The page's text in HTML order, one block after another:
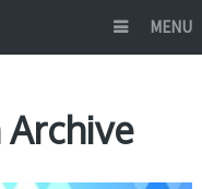
MENU